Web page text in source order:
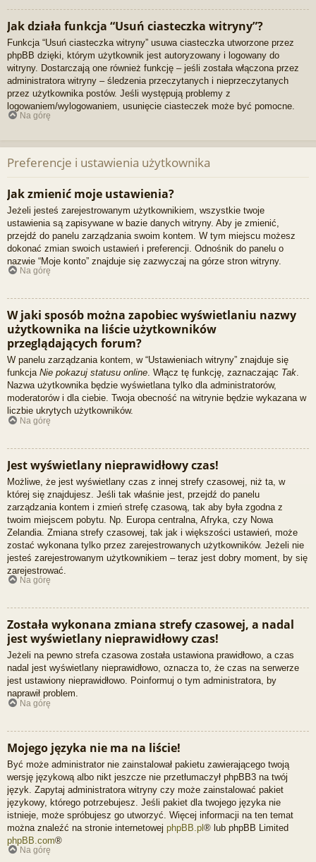
Jak działa funkcja “Usuń ciasteczka witryny”?
Funkcja “Usuń ciasteczka witryny” usuwa ciasteczka utworzone przez
phpBB dzięki, którym użytkownik jest autoryzowany i logowany do
witryny. Dostarczają one również funkcję – jeśli została włączona przez
administratora witryny – śledzenia przeczytanych i nieprzeczytanych
przez użytkownika postów. Jeśli występują problemy z
logowaniem/wylogowaniem, usunięcie ciasteczek może być pomocne.
Na górę
Preferencje i ustawienia użytkownika
Jak zmienić moje ustawienia?
Jeżeli jesteś zarejestrowanym użytkownikiem, wszystkie twoje
ustawienia są zapisywane w bazie danych witryny. Aby je zmienić,
przejdź do panelu zarządzania swoim kontem. W tym miejscu możesz
dokonać zmian swoich ustawień i preferencji. Odnośnik do panelu o
nazwie “Moje konto” znajduje się zazwyczaj na górze stron witryny.
Na górę
W jaki sposób można zapobiec wyświetlaniu nazwy
użytkownika na liście użytkowników
przeglądających forum?
W panelu zarządzania kontem, w “Ustawieniach witryny” znajduje się
funkcja Nie pokazuj statusu online. Włącz tę funkcję, zaznaczając Tak.
Nazwa użytkownika będzie wyświetlana tylko dla administratorów,
moderatorów i dla ciebie. Twoja obecność na witrynie będzie wykazana w
liczbie ukrytych użytkowników.
Na górę
Jest wyświetlany nieprawidłowy czas!
Możliwe, że jest wyświetlany czas z innej strefy czasowej, niż ta, w
której się znajdujesz. Jeśli tak właśnie jest, przejdź do panelu
zarządzania kontem i zmień strefę czasową, tak aby była zgodna z
twoim miejscem pobytu. Np. Europa centralna, Afryka, czy Nowa
Zelandia. Zmiana strefy czasowej, tak jak i większości ustawień, może
zostać wykonana tylko przez zarejestrowanych użytkowników. Jeżeli nie
jesteś zarejestrowanym użytkownikiem – teraz jest dobry moment, by się
zarejestrować.
Na górę
Została wykonana zmiana strefy czasowej, a nadal
jest wyświetlany nieprawidłowy czas!
Jeżeli na pewno strefa czasowa została ustawiona prawidłowo, a czas
nadal jest wyświetlany nieprawidłowo, oznacza to, że czas na serwerze
jest ustawiony nieprawidłowo. Poinformuj o tym administratora, by
naprawił problem.
Na górę
Mojego języka nie ma na liście!
Być może administrator nie zainstalował pakietu zawierającego twoją
wersję językową albo nikt jeszcze nie przetłumaczył phpBB3 na twój
język. Zapytaj administratora witryny czy może zainstalować pakiet
językowy, którego potrzebujesz. Jeśli pakiet dla twojego języka nie
istnieje, może spróbujesz go utworzyć. Więcej informacji na ten temat
można znaleźć na stronie internetowej phpBB.pl ® lub phpBB Limited
phpBB.com®
Na górę